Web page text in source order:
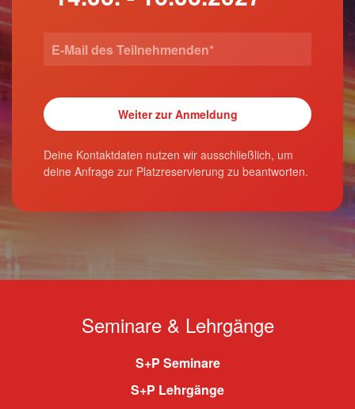
Deine Kontaktdaten nutzen wir ausschließlich, um
deine Anfrage zur Platzreservierung zu beantworten.
Seminare & Lehrgänge
S+P Seminare
S+P Lehrgänge